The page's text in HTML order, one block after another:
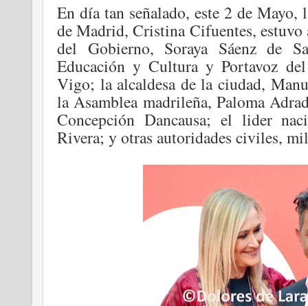
En día tan señalado, este 2 de
de Madrid, Cristina Cifuentes,
del Gobierno, Soraya Sáenz de
Educación y Cultura y Portavoz
Vigo; la alcaldesa de la ciudad,
la Asamblea madrileña, Paloma
Concepción Dancausa; el lider
Rivera; y otras autoridades civiles,